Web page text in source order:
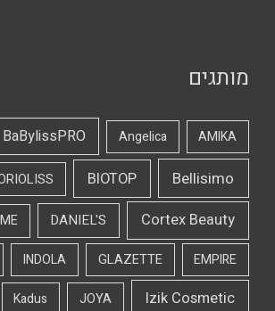
מותגים
AMIKA
Angelica
BaBylissPRO
Bellisimo
BIOTOP
Cortex Beauty
DANIEL'S
EMPIRE
GLAZETTE
INDOLA
Izik Cosmetic
JOYA
Kadus